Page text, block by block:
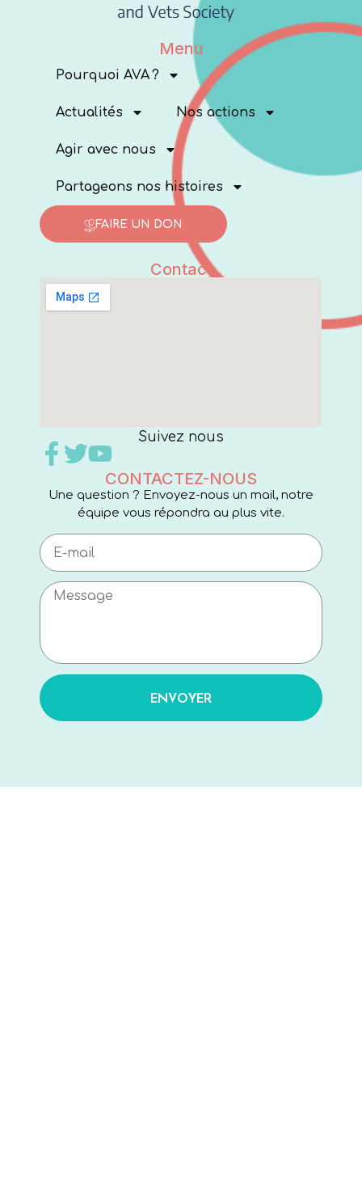
Menu
Pourquoi AVA ?
Actualités Nos actions
Agir avec nous
Partageons nos histoires
FAIRE UN DON
Contact
Suivez nous
CONTACTEZ-NOUS
Une question ? Envoyez-nous un mail, notre
équipe vous répondra au plus vite.
ENVOYER